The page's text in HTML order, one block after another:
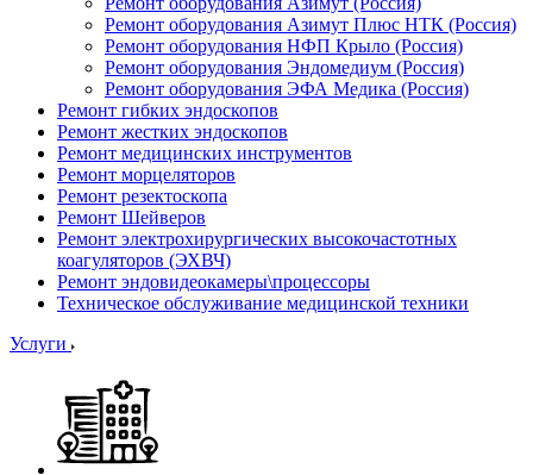
Ремонт оборудования Азимут Плюс НТК (Россия)
Ремонт оборудования НФП Крыло (Россия)
Ремонт оборудования Эндомедиум (Россия)
Ремонт оборудования ЭФА Медика (Россия)
Ремонт гибких эндоскопов
Ремонт жестких эндоскопов
Ремонт медицинских инструментов
Ремонт морцеляторов
Ремонт резектоскопа
Ремонт Шейверов
Ремонт электрохирургических высокочастотных
коагуляторов (ЭХВЧ)
Ремонт эндовидеокамеры\процессоры
Техническое обслуживание медицинской техники
Услуги